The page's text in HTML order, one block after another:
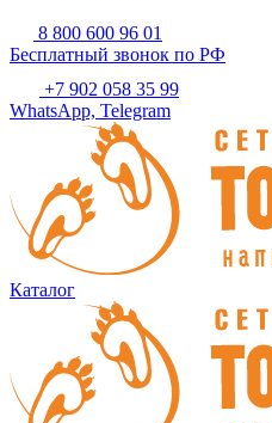
8 800 600 96 01
Бесплатный звонок по РФ
+7 902 058 35 99
WhatsApp, Telegram
Каталог